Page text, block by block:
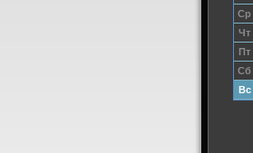
Ср
Чт
Пт
Сб
Вс